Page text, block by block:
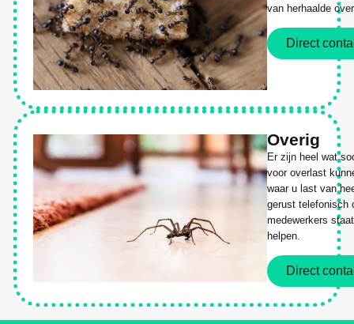
van herhaalde
Direct
Overig
Er zijn heel wat
voor overlast
waar u last van
gerust telefonisch
medewerkers
helpen.
Direct